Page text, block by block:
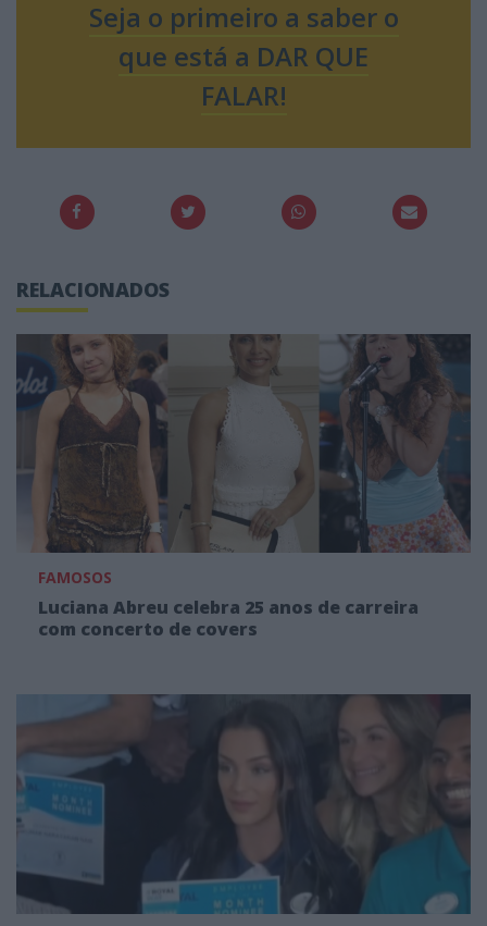
Seja o primeiro a saber o
que está a DAR QUE
FALAR!
RELACIONADOS
FAMOSOS
Luciana Abreu celebra 25 anos de carreira
com concerto de covers